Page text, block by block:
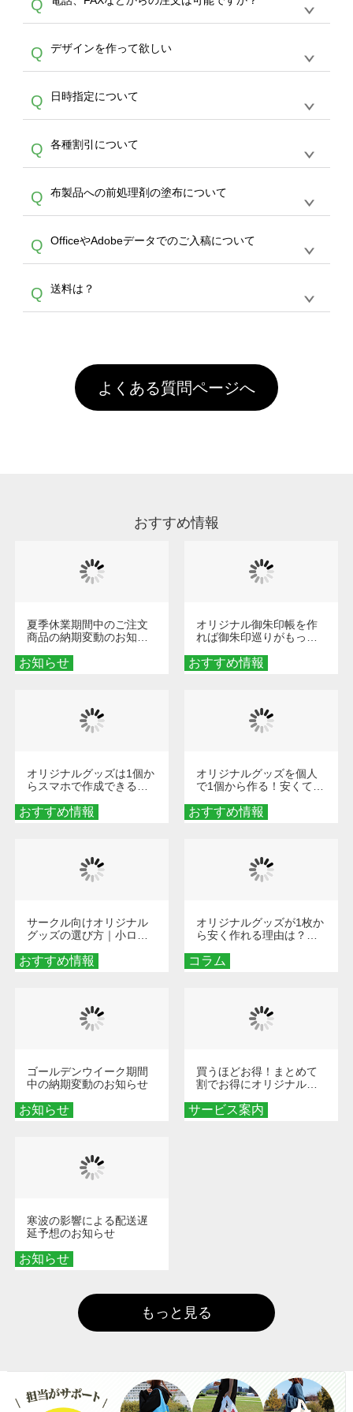
は、サポートが担当するエコバッグコンシェル
やタンブラーコンシェルをご利用ください。製
作する数量が多ければ多いほど、オンデマンド
サービスよりも低価格で製作することが可能で
す。
ドできるデータ形式は、JPG / PNG / AI / PSD /
PDF 形式になります。データの最大サイズ
写真などもアップロード可能です。使用できな
い画像はエラーになります。（※ Illustratorか
らの直接入稿には対応していません。AIで保存
し、デザインツールからアップロードして下さ
い）
Q
A
文のみ受け付けております。30個以上のご製
作をお考えの方は、サポートが担当するエコバ
スをご利用頂ければ、電話やFAX、メールなど
でご注文が可能です。
Q デザインを作って欲しい
A
を作って欲しい。などの場合は、製作数量が
30個以上であれば、サポート担当が、デザイ
バッグコンシェル
サー
ビスをご利用ください。(※ 30個以下の場合
は、デザインツールをご利用ください)
Q 日時指定について
A
ん。発送後18時以降に配送業者・伝票番号を
メールでお知らせいたしますので、直接配送業
者にご連絡いただき調整をお願い致します。
Q 各種割引について
A
カート内で自動的に割引(最大50%)が適用され
ます。 【付与ポイント】購入金額の1％が1ポ
イントとして付与され、次回ご注文時に1ポイ
ント＝1円としてお使いいただけます。ポイン
トは発送完了の翌日に付与され、次回ご注文時
からご利用頂けます。ポイントの有効期限は一
年間です。【会員ランク】過去10カ月のご注
文回数により会員ランク割引(最大5%)が適用
頂いても、ログインがされていなければ、ラン
クにカウントがされません。
Q 布製品への前処理剤の塗布について
A
意点（前処理剤）】カラー生地（Tシャツのホ
ワイト、トートバッグのナチュラル、ホワイト
といって、プリントを定着させるための処理剤
を塗布しており、短納期・低価格で商品をお届
害な性質で、水洗いで落とすことが可能です。
お手数ですが、お客様ご自身にて着用前に落と
していただけますようお願いいたします。※1
通常注文・直送機能でのご注文に関わらず、前
Q OfficeやAdobeデータでのご入稿について
A
ません。いずれのデータも該当デザインのみ画
像(JPEG,PNG,GIF,PDF)に変換、またはAdobe
Q 送料は？
引」などによるお値引きで4,000円未満になる
場合は送料がかかりますので、ご注意くださ
い。
よくある質問ページへ
おすすめ情報
お知らせ
夏季休業期間中のご注文
商品の納期変動のお知ら
おすすめ情報
オリジナル御朱印帳を作
れば御朱印巡りがもっと
ダーメイドする魅力と選
び方
おすすめ情報
オリジナルグッズは1個か
らスマホで作成できる！
くなる巾着＆ポーチ活用
術
おすすめ情報
オリジナルグッズを個人
で1個から作る！安くて簡
秘訣
おすすめ情報
サークル向けオリジナル
グッズの選び方｜小ロッ
める秘訣
コラム
オリジナルグッズが1枚か
ら安く作れる理由は？オ
とメリットを解説
お知らせ
ゴールデンウイーク期間
中の納期変動のお知らせ
サービス案内
買うほどお得！まとめて
割でお得にオリジナルグ
お知らせ
寒波の影響による配送遅
延予想のお知らせ
もっと見る